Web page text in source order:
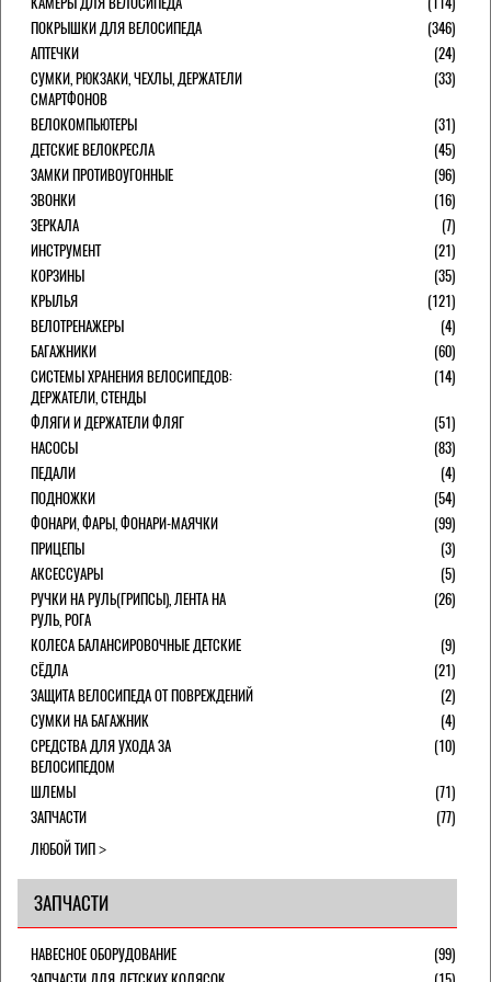
ПОКРЫШКИ ДЛЯ ВЕЛОСИПЕДА
(346)
АПТЕЧКИ
(24)
СУМКИ, РЮКЗАКИ, ЧЕХЛЫ, ДЕРЖАТЕЛИ
СМАРТФОНОВ
(33)
ВЕЛОКОМПЬЮТЕРЫ
(31)
ДЕТСКИЕ ВЕЛОКРЕСЛА
(45)
ЗАМКИ ПРОТИВОУГОННЫЕ
(96)
ЗВОНКИ
(16)
ЗЕРКАЛА
(7)
ИНСТРУМЕНТ
(21)
КОРЗИНЫ
(35)
КРЫЛЬЯ
(121)
ВЕЛОТРЕНАЖЕРЫ
(4)
БАГАЖНИКИ
(60)
СИСТЕМЫ ХРАНЕНИЯ ВЕЛОСИПЕДОВ:
ДЕРЖАТЕЛИ, СТЕНДЫ
(14)
ФЛЯГИ И ДЕРЖАТЕЛИ ФЛЯГ
(51)
НАСОСЫ
(83)
ПЕДАЛИ
(4)
ПОДНОЖКИ
(54)
ФОНАРИ, ФАРЫ, ФОНАРИ-МАЯЧКИ
(99)
ПРИЦЕПЫ
(3)
АКСЕССУАРЫ
(5)
РУЧКИ НА РУЛЬ(ГРИПСЫ), ЛЕНТА НА
РУЛЬ, РОГА
(26)
КОЛЕСА БАЛАНСИРОВОЧНЫЕ ДЕТСКИЕ
(9)
СЁДЛА
(21)
ЗАЩИТА ВЕЛОСИПЕДА ОТ ПОВРЕЖДЕНИЙ
(2)
СУМКИ НА БАГАЖНИК
(4)
СРЕДСТВА ДЛЯ УХОДА ЗА
ВЕЛОСИПЕДОМ
(10)
ШЛЕМЫ
(71)
ЗАПЧАСТИ
(77)
ЛЮБОЙ ТИП
ЗАПЧАСТИ
НАВЕСНОЕ ОБОРУДОВАНИЕ
(99)